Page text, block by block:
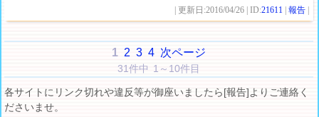
| 更新日:2016/04/26 | ID:21611 |報告
1 2 3 4 次ページ
31件中 1～10件目
各サイトにリンク切れや違反等が御座いましたら[報告]よりご連絡く
ださいませ。